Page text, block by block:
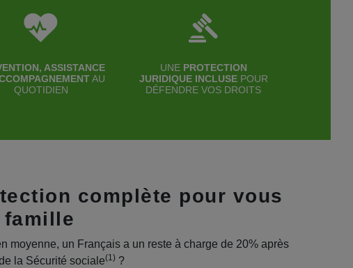
ASSISTANCE
AU
QUOTIDIEN
UNE PROTECTION
JURIDIQUE INCLUSE POUR
DÉFENDRE VOS DROITS
complète pour vous
moyenne, un Français a un reste à charge de 20% après
la Sécurité sociale(1) ?